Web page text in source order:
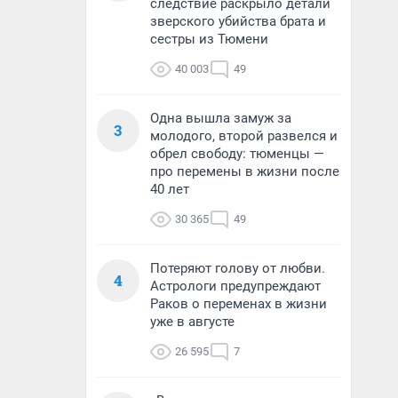
следствие раскрыло детали
зверского убийства брата и
сестры из Тюмени
40 003 49
3
Одна вышла замуж за
молодого, второй развелся и
обрел свободу: тюменцы —
про перемены в жизни после
40 лет
30 365 49
4
Потеряют голову от любви.
Астрологи предупреждают
Раков о переменах в жизни
уже в августе
26 595 7